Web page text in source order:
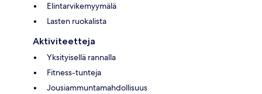
Elintarvikemyymälä
Lasten ruokalista
Aktiviteetteja
Yksityisellä rannalla
Fitness-tunteja
Jousiammuntamahdollisuus